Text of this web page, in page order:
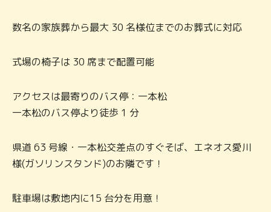
数名の家族葬から最大 30 名様位までのお葬式に対応
式場の椅子は 30 席まで配置可能
アクセスは最寄りのバス停：一本松
一本松のバス停より徒歩 1 分
県道 63 号線・一本松交差点のすぐそば、エネオス愛川
様(ガソリンスタンド)のお隣です！
駐車場は敷地内に15 台分を用意！